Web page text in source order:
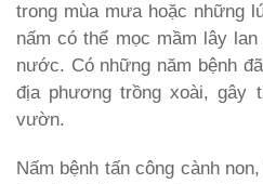
trong mùa mưa hoặc những
nấm có thể mọc mầm lây
nước. Có những năm bệnh
địa phương trồng xoài, gây
vườn.
Nấm bệnh tấn công cành